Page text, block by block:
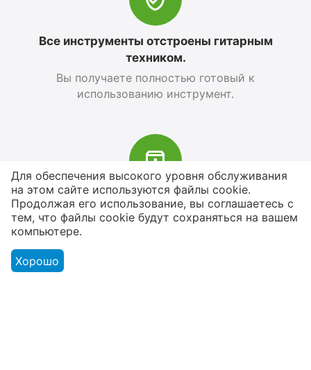
Все инструменты отстроены гитарным
техником.
Вы получаете полностью готовый к
использованию инструмент.
В наличии более 4000 наименований
товаров
От расходников до сценического
Для обеспечения высокого уровня обслуживания
на этом сайте используются файлы cookie.
Продолжая его использование, вы соглашаетесь с
тем, что файлы cookie будут сохраняться на вашем
компьютере.
Хорошо